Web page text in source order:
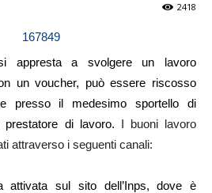
2418
appresta a svolgere un lavoro
un voucher, può essere riscosso
presso il medesimo sportello di
di lavoro. I buoni lavoro
attraverso i seguenti canali:
attivata sul sito dell’Inps, dove è